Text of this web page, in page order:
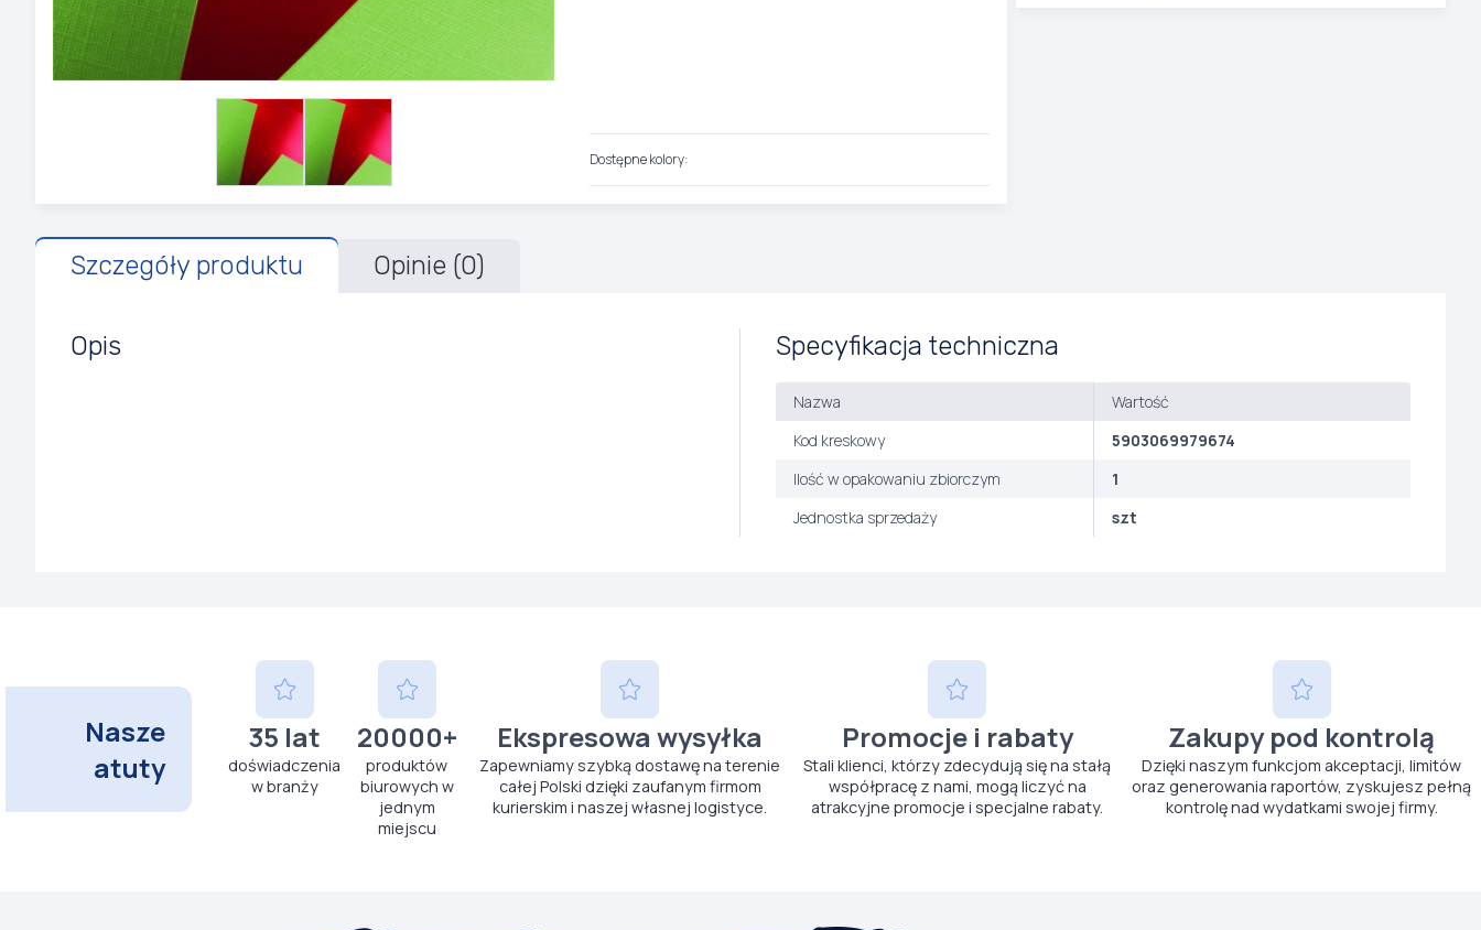
Dostępne kolory:
Szczegóły produktu Opinie (0)
Opis Specyfikacja techniczna
Nazwa
Wartość
Kod kreskowy
5903069979674
Ilość w opakowaniu zbiorczym
1
Jednostka sprzedaży
szt
Nasze
atuty
35 lat
doświadczenia
w branży
20000+
produktów
biurowych w
jednym
miejscu
Ekspresowa wysyłka
Zapewniamy szybką dostawę na terenie
całej Polski dzięki zaufanym firmom
kurierskim i naszej własnej logistyce.
Promocje i rabaty
Stali klienci, którzy zdecydują się na stałą
współpracę z nami, mogą liczyć na
atrakcyjne promocje i specjalne rabaty.
Zakupy pod kontrolą
Dzięki naszym funkcjom akceptacji, limitów
oraz generowania raportów, zyskujesz pełną
kontrolę nad wydatkami swojej firmy.